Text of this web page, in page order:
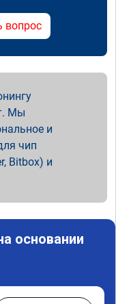
вопрос
Мы
и
чип
Bitbox) и
основании